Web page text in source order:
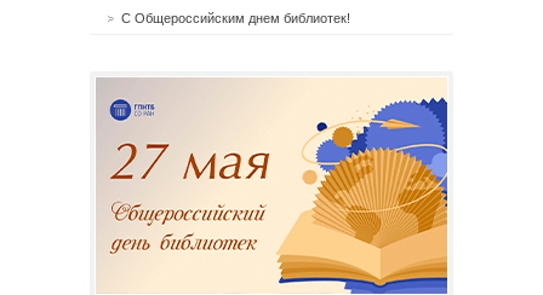
С Общероссийским днем библиотек!